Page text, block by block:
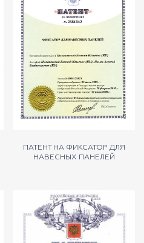
ПАТЕНТ НА ФИКСАТОР ДЛЯ
НАВЕСНЫХ ПАНЕЛЕЙ